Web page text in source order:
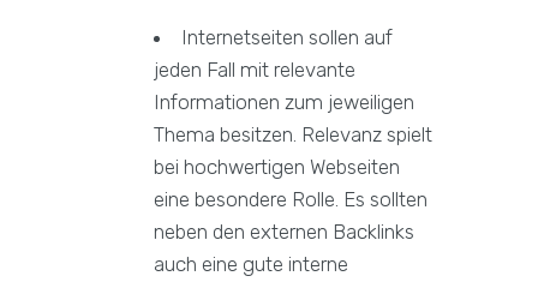
Internetseiten sollen auf
jeden Fall mit relevante
Informationen zum jeweiligen
Thema besitzen. Relevanz spielt
bei hochwertigen Webseiten
eine besondere Rolle. Es sollten
neben den externen Backlinks
auch eine gute interne